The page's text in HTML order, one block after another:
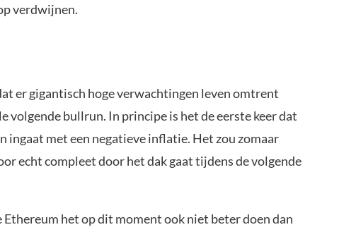
verdwijnen.
er gigantisch hoge verwachtingen leven omtrent
volgende bullrun. In principe is het de eerste keer dat
ingaat met een negatieve inflatie. Het zou zomaar
echt compleet door het dak gaat tijdens de volgende
Ethereum het op dit moment ook niet beter doen dan